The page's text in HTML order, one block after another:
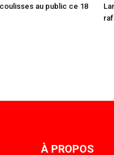
au public ce 18